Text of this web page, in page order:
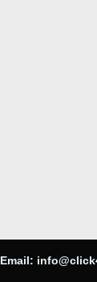
Email: